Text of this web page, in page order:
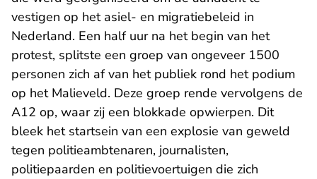
vestigen op het asiel- en migratiebeleid in
Nederland. Een half uur na het begin van het
protest, splitste een groep van ongeveer 1500
personen zich af van het publiek rond het podium
op het Malieveld. Deze groep rende vervolgens de
A12 op, waar zij een blokkade opwierpen. Dit
bleek het startsein van een explosie van geweld
tegen politieambtenaren, journalisten,
politiepaarden en politievoertuigen die zich